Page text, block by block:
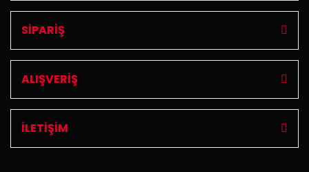
SİPARİŞ
ALIŞVERİŞ
İLETİŞİM